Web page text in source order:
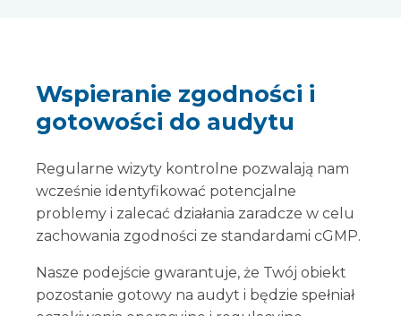
Wspieranie zgodności i
gotowości do audytu
Regularne wizyty kontrolne pozwalają nam
wcześnie identyfikować potencjalne
problemy i zalecać działania zaradcze w celu
zachowania zgodności ze standardami cGMP.
Nasze podejście gwarantuje, że Twój obiekt
pozostanie gotowy na audyt i będzie spełniał